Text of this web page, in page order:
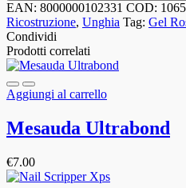
EAN: 8000000102331 COD:
Ricostruzione, Unghia Tag: Gel
Condividi
Prodotti correlati
Aggiungi al carrello
Mesauda Ultrabond
€7.00